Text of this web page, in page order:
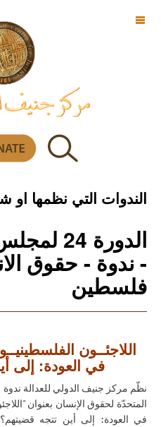
الندوات التي نظمها او
الدورة
- ندوة - حقوق
فلسطين
اللاجئــون
في العودة: إلى
المتحدّة لحقوق الإنسان بعنوان
في العودة: إلى أين تتجه